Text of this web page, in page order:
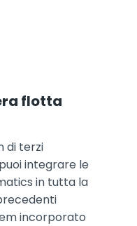
flotta
di terzi
integrare le
in tutta la
incorporato